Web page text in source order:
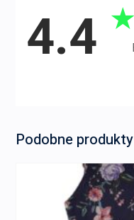
4.4 ★
Podobne produkty